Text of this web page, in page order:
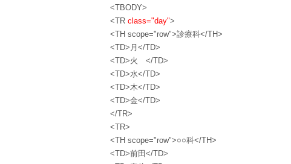
<TBODY>
<TR class="day">
<TH scope="row">診療科</TH>
<TD>月</TD>
<TD>火 </TD>
<TD>水</TD>
<TD>木</TD>
<TD>金</TD>
</TR>
<TR>
<TH scope="row">○○科</TH>
<TD>前田</TD>